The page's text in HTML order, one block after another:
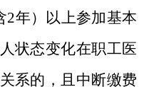
2年）以上参加基本
状态变化在职工医
系的，且中断缴费